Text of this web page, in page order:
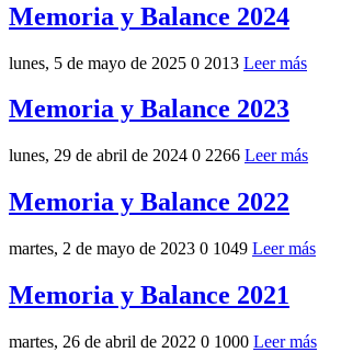
Memoria y Balance 2024
lunes, 5 de mayo de 2025 0 2013 Leer más
Memoria y Balance 2023
lunes, 29 de abril de 2024 0 2266 Leer más
Memoria y Balance 2022
martes, 2 de mayo de 2023 0 1049 Leer más
Memoria y Balance 2021
martes, 26 de abril de 2022 0 1000 Leer más